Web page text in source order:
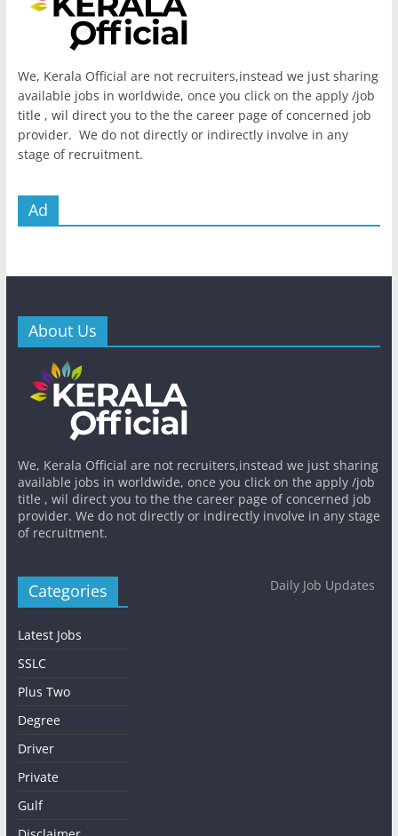
We, Kerala Official are not recruiters,instead we just sharing
available jobs in worldwide, once you click on the apply /job
title , wil direct you to the the career page of concerned job
provider. We do not directly or indirectly involve in any
stage of recruitment.
Ad
About Us
We, Kerala Official are not recruiters,instead we just sharing
available jobs in worldwide, once you click on the apply /job
title , wil direct you to the the career page of concerned job
provider. We do not directly or indirectly involve in any stage
of recruitment.
Categories
Latest Jobs
SSLC
Plus Two
Degree
Driver
Private
Gulf
Daily Job Updates